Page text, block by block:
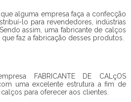
alguma empresa faça a confecção
lo para revendedores, indústrias
assim, uma fabricante de calços
faz a fabricação desses produtos.
FABRICANTE DE CALçOS
uma excelente estrutura a fim de
para oferecer aos clientes.